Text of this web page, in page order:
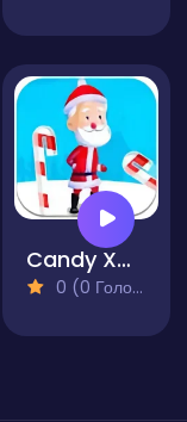
Candy Xmas
0 (0 Голосів)